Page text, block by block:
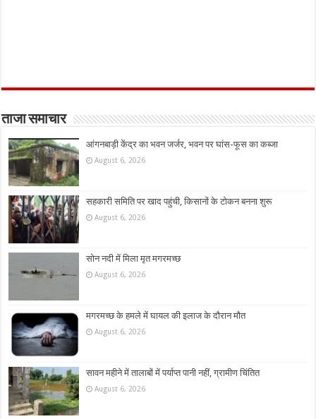
ताजा समाचार
आंगनबाड़ी केंद्र का भवन जर्जर, भवन पर घांस-फूस का कब्जा
August 6, 2026
सहकारी समिति पर खाद पहुंची, किसानों के टोकन बनना शुरू
August 6, 2026
सोन नदी में मिला मृत मगरमच्छ
August 6, 2026
मगरमच्छ के हमले में घायल की इलाज के दौरान मौत
August 6, 2026
सावन महीने में तालाबों में पर्याप्त पानी नहीं, ग्रामीण चिंतित
August 6, 2026